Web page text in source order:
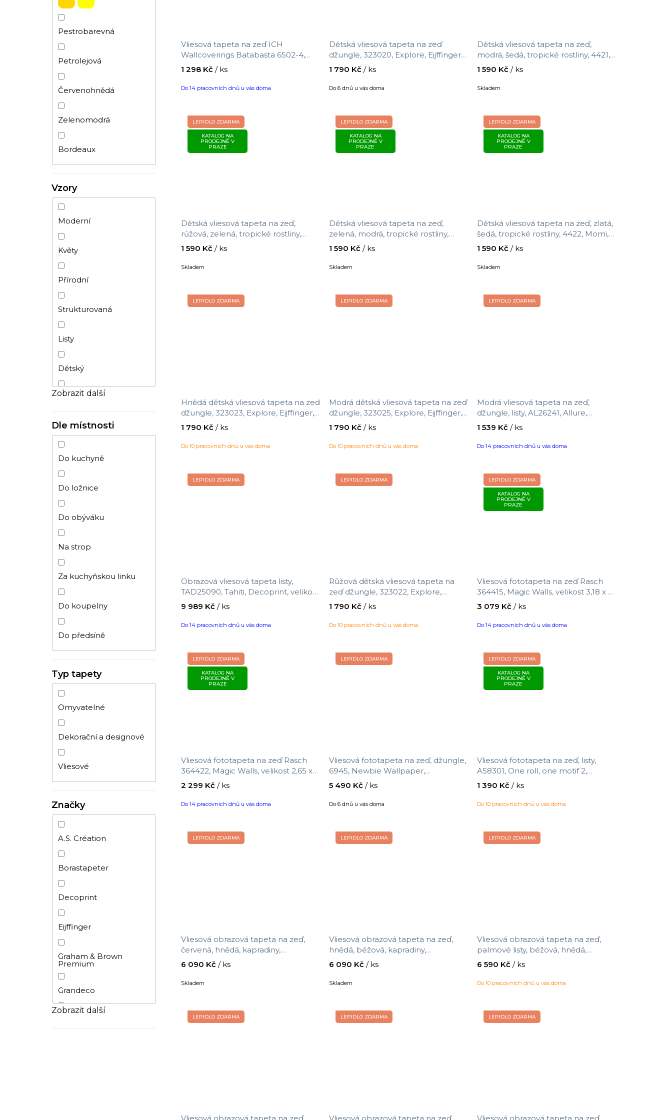
Značky
A.S. Création
Borastapeter
Decoprint
Eijffinger
Graham & Brown
Premium
Grandeco
Zobrazit další
Pestrobarevná
Petrolejová
Červenohnědá
Zelenomodrá
Bordeaux
Vzory
Moderní
Květy
Přírodní
Strukturovaná
Listy
Dětský
Džungle
Palmy
Zvířátka
Květiny
Zvířata
Motýli
Rostliny
Papoušci
Leopardi
Zobrazit další
Dle místnosti
Do kuchyně
Do ložnice
Do obýváku
Na strop
Za kuchyňskou linku
Do koupelny
Do předsíně
Typ tapety
Omyvatelné
Dekorační a designové
Vliesové
Vliesová tapeta na zeď ICH
Wallcoverings Batabasta 6502-4,
velikost 10,05 x 0,53 m
Do 14 pracovních dnů u vás doma
1 298 Kč / ks
Dětská vliesová tapeta na zeď
džungle, 323020, Explore, Eijffinger,
velikost 0,52 x 10 m
Do 6 dnů u vás doma
1 790 Kč / ks
Dětská vliesová tapeta na zeď,
modrá, šedá, tropické rostliny, 4421,
Momi, Parato by Cristiana Masi,
velikost 10,05 x 0,53 m
Skladem
1 590 Kč / ks
LEPIDLO ZDARMA
KATALOG NA
PRODEJNĚ V
PRAZE
Dětská vliesová tapeta na zeď,
růžová, zelená, tropické rostliny,
4423, Momi, Parato by Cristiana Masi,
velikost 10,05 x 0,53 m
Skladem
1 590 Kč / ks
LEPIDLO ZDARMA
KATALOG NA
PRODEJNĚ V
PRAZE
Dětská vliesová tapeta na zeď,
zelená, modrá, tropické rostliny,
4420, Momi, Parato by Cristiana
Masi, velikost 10,05 x 0,53 m
Skladem
1 590 Kč / ks
LEPIDLO ZDARMA
KATALOG NA
PRODEJNĚ V
PRAZE
Dětská vliesová tapeta na zeď, zlatá,
šedá, tropické rostliny, 4422, Momi,
Parato by Cristiana Masi, velikost
10,05 x 0,53 m
Skladem
1 590 Kč / ks
LEPIDLO ZDARMA
Hnědá dětská vliesová tapeta na zeď
džungle, 323023, Explore, Eijffinger,
velikost 0,52 x 10 m
Do 10 pracovních dnů u vás doma
1 790 Kč / ks
LEPIDLO ZDARMA
Modrá dětská vliesová tapeta na zeď
džungle, 323025, Explore, Eijffinger,
velikost 0,52 x 10 m
Do 10 pracovních dnů u vás doma
1 790 Kč / ks
LEPIDLO ZDARMA
Modrá vliesová tapeta na zeď,
džungle, listy, AL26241, Allure,
Decoprint, velikost 10,05 x 0,53 m
Do 14 pracovních dnů u vás doma
1 539 Kč / ks
LEPIDLO ZDARMA
Obrazová vliesová tapeta listy,
TAD25090, Tahiti, Decoprint, velikost
2 x 2,8 m
Do 14 pracovních dnů u vás doma
9 989 Kč / ks
LEPIDLO ZDARMA
Růžová dětská vliesová tapeta na
zeď džungle, 323022, Explore,
Eijffinger, velikost 0,52 x 10 m
Do 10 pracovních dnů u vás doma
1 790 Kč / ks
LEPIDLO ZDARMA
KATALOG NA
PRODEJNĚ V
PRAZE
Vliesová fototapeta na zeď Rasch
364415, Magic Walls, velikost 3,18 x 3
m
Do 14 pracovních dnů u vás doma
3 079 Kč / ks
LEPIDLO ZDARMA
KATALOG NA
PRODEJNĚ V
PRAZE
Vliesová fototapeta na zeď Rasch
364422, Magic Walls, velikost 2,65 x
2,65 m
Do 14 pracovních dnů u vás doma
2 299 Kč / ks
LEPIDLO ZDARMA
Vliesová fototapeta na zeď, džungle,
6945, Newbie Wallpaper,
Borastapeter, velikost 2,94 x 2,65 m
Do 6 dnů u vás doma
5 490 Kč / ks
LEPIDLO ZDARMA
KATALOG NA
PRODEJNĚ V
PRAZE
Vliesová fototapeta na zeď, listy,
A58301, One roll, one motif 2,
Grandeco, velikost 1,59 x 2,8 m
Do 10 pracovních dnů u vás doma
1 390 Kč / ks
LEPIDLO ZDARMA
Vliesová obrazová tapeta na zeď,
červená, hnědá, kapradiny,
TND29098, Terra Nova, Decoprint,
velikost 2,65 x 2,8 m
Skladem
6 090 Kč / ks
LEPIDLO ZDARMA
Vliesová obrazová tapeta na zeď,
hnědá, béžová, kapradiny,
TND29099, Terra Nova, Decoprint,
velikost 2,65 x 2,8 m
Skladem
6 090 Kč / ks
LEPIDLO ZDARMA
Vliesová obrazová tapeta na zeď,
palmové listy, béžová, hnědá,
IMD28122, Imani, Decoprint, velikost
2,12 x 3 m
Do 10 pracovních dnů u vás doma
6 590 Kč / ks
LEPIDLO ZDARMA LEPIDLO ZDARMA LEPIDLO ZDARMA